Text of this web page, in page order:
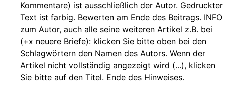
Kommentare) ist ausschließlich der Autor. Gedruckter
Text ist farbig. Bewerten am Ende des Beitrags. INFO
zum Autor, auch alle seine weiteren Artikel z.B. bei
(+x neuere Briefe): klicken Sie bitte oben bei den
Schlagwörtern den Namen des Autors. Wenn der
Artikel nicht vollständig angezeigt wird (...), klicken
Sie bitte auf den Titel. Ende des Hinweises.